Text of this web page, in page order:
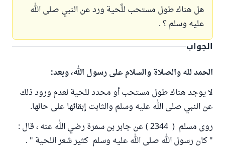
هل هناك طول مستحب للَّحية ورد عن النبي صلى الله
عليه وسلم ؟ .
الجواب
الحمد لله والصلاة والسلام على رسول الله، وبعد:
لا يوجد هناك طول مستحب أو محدد للحية لعدم ورود ذلك
عن النبي صلى الله عليه وسلم والثابت إبقائها على حالها.
روى مسلم ( 2344 ) عن جابر بن سمرة رضي الله عنه ، قال :
" كان رسول الله صلى الله عليه وسلم كثير شعر اللحية " .